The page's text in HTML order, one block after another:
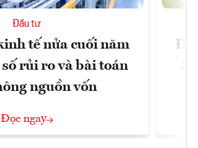
Đầu tư
tế nửa cuối năm
rủi ro và bài toán
nguồn vốn
Đọc ngay